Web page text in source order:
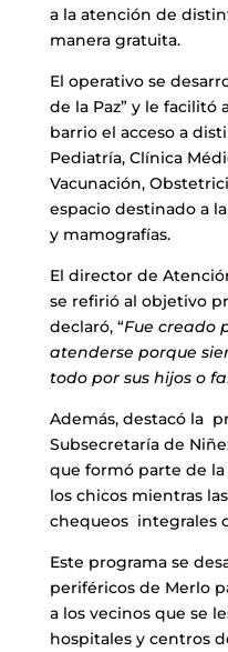
a la atención de
manera gratuita.
El operativo se
de la Paz” y le facilitó
barrio el acceso a
Pediatría, Clínica
Vacunación,
espacio destinado a
y mamografías.
El director de
se refirió al objetivo
declaró, “Fue creado
atenderse porque
todo por sus hijos o
Además, destacó la
Subsecretaría de
que formó parte de
los chicos mientras
chequeos integrales
Este programa se
periféricos de Merlo
a los vecinos que se
hospitales y centros